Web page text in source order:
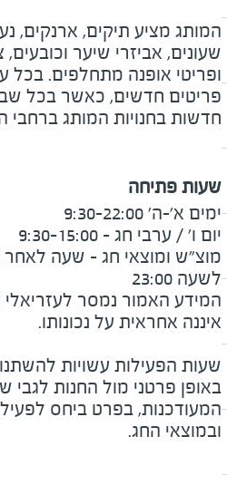
המותג מציע תיקים, ארנקים,
שעונים, אביזרי שיער
פריטים חדשים, כאשר בכל
חדשות בחנויות המותג ברחבי
שעות פתיחה
לשעה 23:00
המידע האמור נמסר לעזריאלי
שעות הפעילות עשויות
באופן פרטני מול החנות לגבי
המעודכנות, בפרט ביחס
ובמוצאי החג.